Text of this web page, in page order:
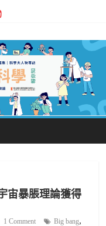
宙暴脹理論獲得
1 Comment Big bang,